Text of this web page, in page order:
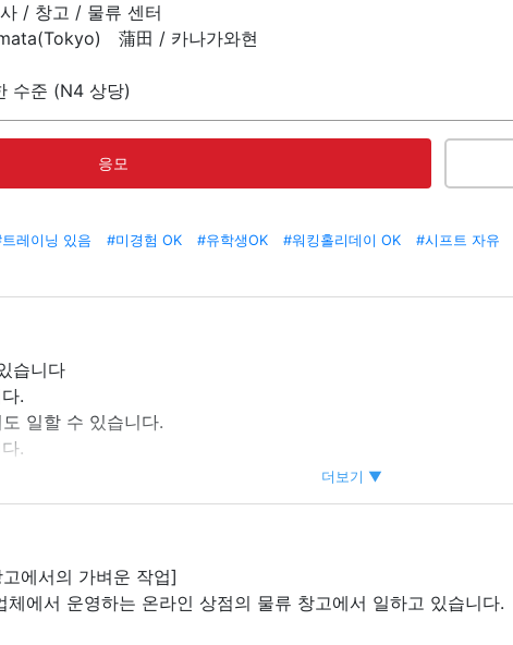
/ 창고 / 물류 센터
蒲田 / 카나가와현
수준 (N4 상당)
응모
레이닝 있음 #미경험 OK #유학생OK #워킹홀리데이 OK #시프트 자유
습니다
.
일할 수 있습니다.
.
서 무료 셔틀 버스 서비스가 운행되고 있습니다.
하기 편하다
정할 수 있기 때문에
있습니다.
더보기 ▼
에서의 가벼운 작업]
체에서 운영하는 온라인 상점의 물류 창고에서 일하고 있습니다.